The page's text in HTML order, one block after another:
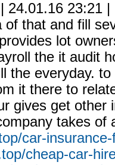
| 24.01.16 23:21
that and fill
lot
the it audit
the everyday.
it there to
gives get other
takes of
car-
cheap-car-